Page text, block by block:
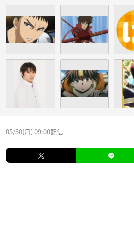
05/30(月) 09:00配信